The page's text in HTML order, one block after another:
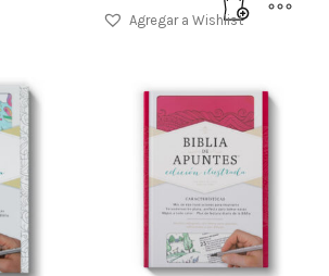
Agregar a Wishlist